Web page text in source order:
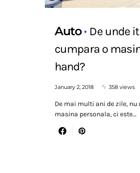
Auto
De unde
cumpara o
hand?
January 2, 2018 358 views
De mai multi ani de zile, nu
masina personala, ci este…